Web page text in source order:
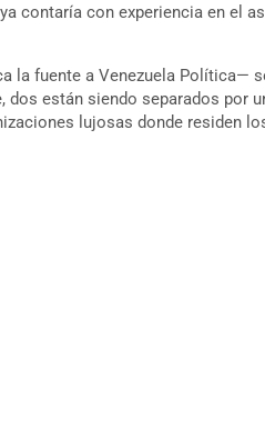
contaría con experiencia en el
la fuente a Venezuela Política—
están siendo separados por
lujosas donde residen